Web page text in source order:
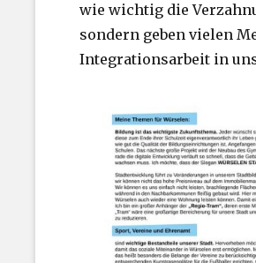
wie wichtig die
sondern geben vielen
Integrationsarbeit in